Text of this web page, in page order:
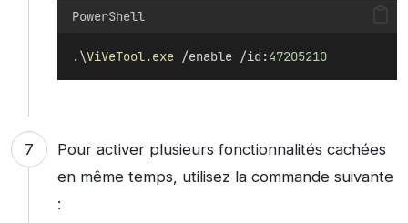
PowerShell
.\ViVeTool.exe /enable /id:47205210
Pour activer plusieurs fonctionnalités cachées
en même temps, utilisez la commande suivante
: